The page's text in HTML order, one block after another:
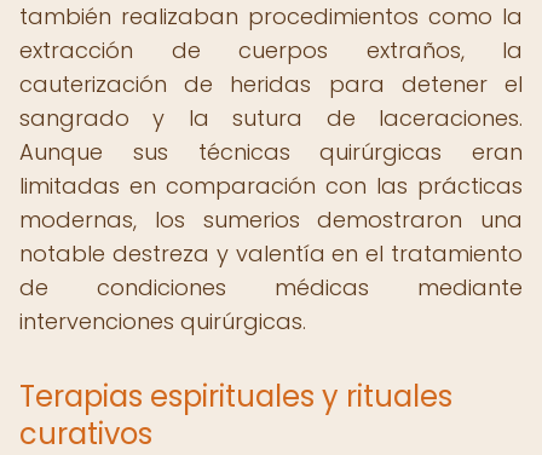
también realizaban procedimientos como la
extracción de cuerpos extraños, la
cauterización de heridas para detener el
sangrado y la sutura de laceraciones.
Aunque sus técnicas quirúrgicas eran
limitadas en comparación con las prácticas
modernas, los sumerios demostraron una
notable destreza y valentía en el tratamiento
de condiciones médicas mediante
intervenciones quirúrgicas.
Terapias espirituales y rituales
curativos